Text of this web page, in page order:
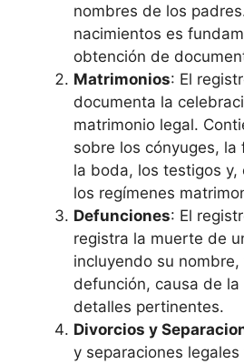
nombres de los
nacimientos es
obtención de
Matrimonios: El
documenta la
matrimonio legal.
sobre los cónyuges, la
la boda, los testigos y,
los regímenes
Defunciones: El
registra la muerte de
incluyendo su
defunción, causa de
detalles pertinentes.
Divorcios y
y separaciones